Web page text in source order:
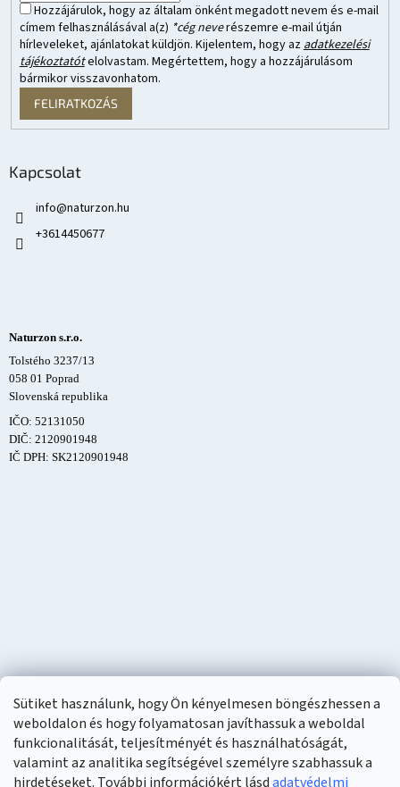
Sütiket használunk, hogy Ön kényelmesen böngészhessen a
weboldalon és hogy folyamatosan javíthassuk a weboldal
funkcionalitását, teljesítményét és használhatóságát,
valamint az analitika segítségével személyre szabhassuk a
hirdetéseket. További információkért lásdadatvédelmi
Hozzájárulok, hogy az általam önként megadott nevem és e-mail
címem felhasználásával a(z) *cég neverészemre e-mail útján
hírleveleket, ajánlatokat küldjön. Kijelentem, hogy az adatkezelési
tájékoztatótelolvastam. Megértettem, hogy a hozzájárulásom
bármikor visszavonhatom.
FELIRATKOZÁS
Kapcsolat
info@naturzon.hu
+3614450677
Naturzon s.r.o.
Tolstého 3237/13
058 01 Poprad
Slovenská republika
IČO: 52131050
DIČ: 2120901948
IČ DPH: SK2120901948